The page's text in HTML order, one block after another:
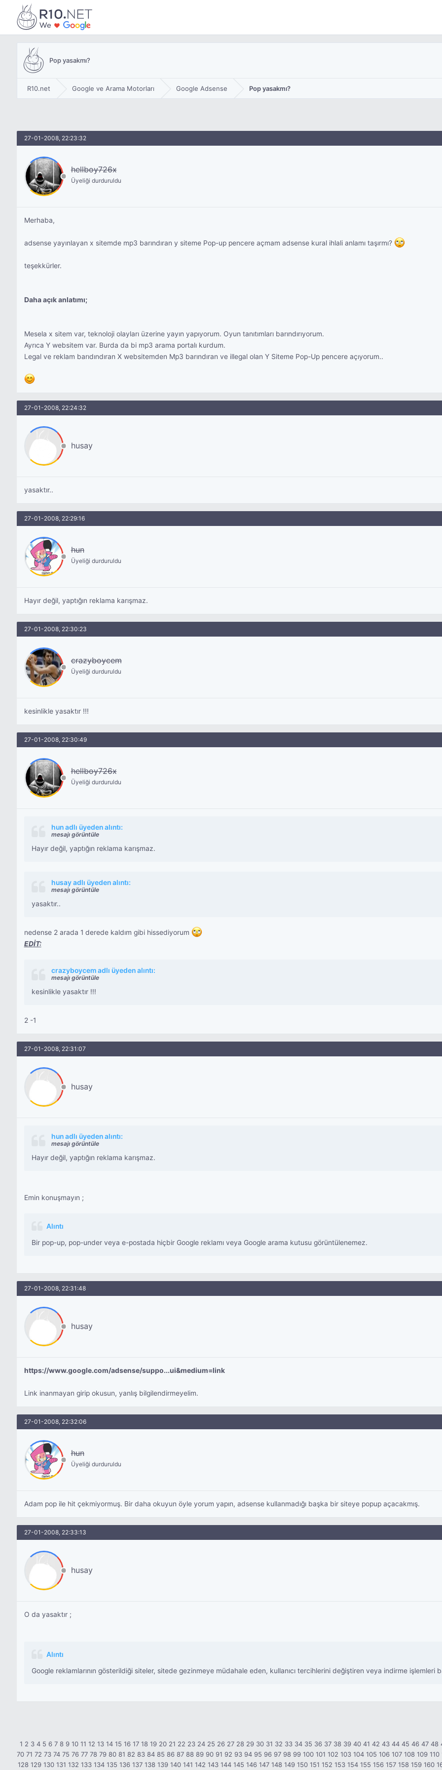
Pop yasakmı?
R10.net Google ve Arama Motorları Google Adsense Pop yasakmı?
27-01-2008, 22:23:32
hellboy726x
Üyeliği durduruldu
Merhaba,
adsense yayınlayan x sitemde mp3 barındıran y siteme Pop-up pencere açmam adsense kural ihlali anlamı taşırmı?
teşekkürler.
Daha açık anlatımı;
Mesela x sitem var, teknoloji olayları üzerine yayın yapıyorum. Oyun tanıtımları barındırıyorum.
Ayrıca Y websitem var. Burda da bi mp3 arama portalı kurdum.
Legal ve reklam barıdındıran X websitemden Mp3 barındıran ve illegal olan Y Siteme Pop-Up pencere açıyorum..
27-01-2008, 22:24:32
husay
yasaktır..
27-01-2008, 22:29:16
hun
Üyeliği durduruldu
Hayır değil, yaptığın reklama karışmaz.
27-01-2008, 22:30:23
crazyboycem
Üyeliği durduruldu
kesinlikle yasaktır !!!
27-01-2008, 22:30:49
hellboy726x
Üyeliği durduruldu
hun adlı üyeden alıntı:
mesajı görüntüle
Hayır değil, yaptığın reklama karışmaz.
husay adlı üyeden alıntı:
mesajı görüntüle
yasaktır..
nedense 2 arada 1 derede kaldım gibi hissediyorum
EDİT:
crazyboycem adlı üyeden alıntı:
mesajı görüntüle
kesinlikle yasaktır !!!
2 -1
27-01-2008, 22:31:07
husay
hun adlı üyeden alıntı:
mesajı görüntüle
Hayır değil, yaptığın reklama karışmaz.
Emin konuşmayın ;
Alıntı
Bir pop-up, pop-under veya e-postada hiçbir Google reklamı veya Google arama kutusu görüntülenemez.
27-01-2008, 22:31:48
husay
https://www.google.com/adsense/suppo...ui&medium=link
Link inanmayan girip okusun, yanlış bilgilendirmeyelim.
27-01-2008, 22:32:06
hun
Üyeliği durduruldu
Adam pop ile hit çekmiyormuş. Bir daha okuyun öyle yorum yapın, adsense kullanmadığı başka bir siteye popup açacakmış.
27-01-2008, 22:33:13
husay
O da yasaktır ;
Alıntı
Google reklamlarının gösterildiği siteler, sitede gezinmeye müdahale eden, kullanıcı tercihlerini değiştiren veya indirme
1 2 3 4 5 6 7 8 9 10 11 12 13 14 15 16 17 18 19 20 21 22 23 24 25 26 27 28 29 30 31 32 33 34 35 36 37 38 39 40 41 42 43 44 45 46 47 48
70 71 72 73 74 75 76 77 78 79 80 81 82 83 84 85 86 87 88 89 90 91 92 93 94 95 96 97 98 99 100 101 102 103 104 105 106 107 108 109 110
128 129 130 131 132 133 134 135 136 137 138 139 140 141 142 143 144 145 146 147 148 149 150 151 152 153 154 155 156 157 158 159 160